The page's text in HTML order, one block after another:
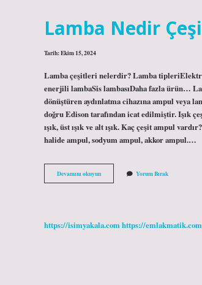
Lamba Nedir
Tarih: Ekim 15, 2024
Lamba çeşitleri nelerdir? Lamba
enerjili lambaSis lambasıDaha fazla ürün…
dönüştüren aydınlatma cihazına ampul veya
doğru Edison tarafından icat edilmiştir. Işık
ışık, üst ışık ve alt ışık. Kaç çeşit ampul
halide ampul, sodyum ampul, akkor ampul.…
Devamını okuyunLamba
Nedir
Yorum Bırak
https://isimyakala.comhttps://